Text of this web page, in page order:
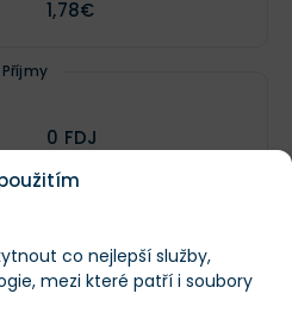
co nejlepší služby,
mezi které patří i soubory
1,78€
Příjmy
0 FDJ